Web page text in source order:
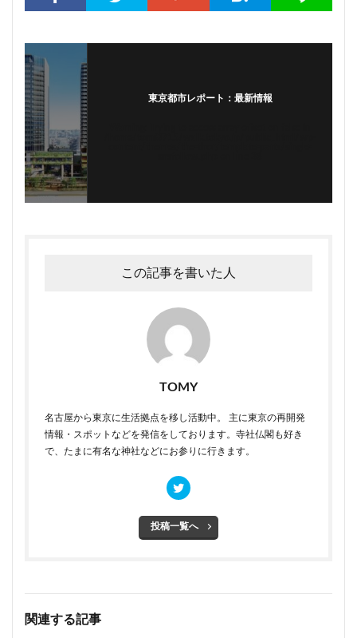
東京都市レポート：最新情報
この記事を書いた人
TOMY
名古屋から東京に生活拠点を移し活動中。 主に東京の再開発
情報・スポットなどを発信をしております。寺社仏閣も好き
で、たまに有名な神社などにお参りに行きます。
投稿一覧へ
関連する記事